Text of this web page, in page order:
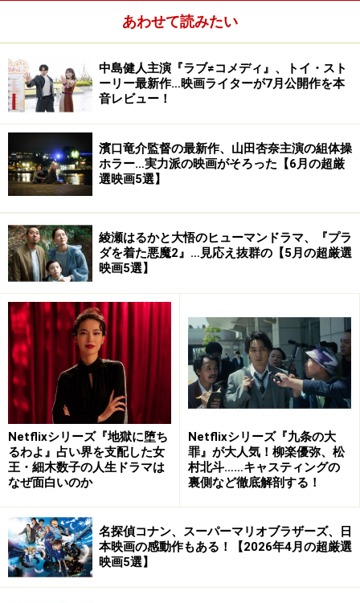
あわせて読みたい
中島健人主演『ラブ≠コメディ』、トイ・スト
ーリー最新作…映画ライターが7月公開作を本
音レビュー！
濱口竜介監督の最新作、山田杏奈主演の組体操
ホラー…実力派の映画がそろった【6月の超厳
選映画5選】
綾瀬はるかと大悟のヒューマンドラマ、『プラ
ダを着た悪魔2』…見応え抜群の【5月の超厳選
映画5選】
Netflixシリーズ『地獄に堕ち
るわよ』占い界を支配した女
王・細木数子の人生ドラマは
なぜ面白いのか
Netflixシリーズ『九条の大
罪』が大人気！柳楽優弥、松
村北斗……キャスティングの
裏側など徹底解剖する！
名探偵コナン、スーパーマリオブラザーズ、日
本映画の感動作もある！【2026年4月の超厳選
映画5選】